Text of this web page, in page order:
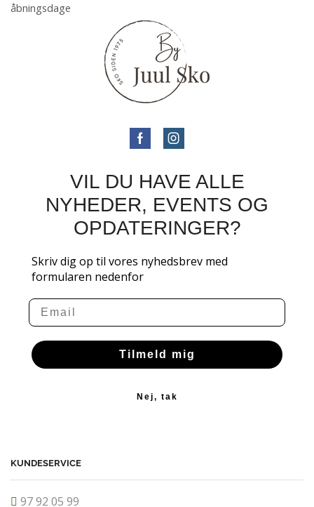
åbningsdage
VIL DU HAVE ALLE
NYHEDER, EVENTS OG
OPDATERINGER?
Skriv dig op til vores nyhedsbrev med
formularen nedenfor
Email
Tilmeld mig
Nej, tak
KUNDESERVICE
97 92 05 99